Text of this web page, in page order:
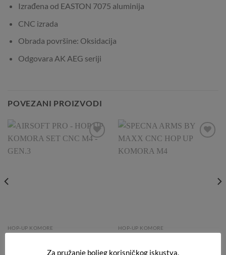
Izrađena od EASTON 7075 aluminija
CNC izrada
Obrada površine: Oksidacija
Odgovara AK AEG seriji
POVEZANI PROIZVODI
HOP-UP KOMORE HOP-UP KOMORE
Za pružanje boljeg korisničkog iskustva,